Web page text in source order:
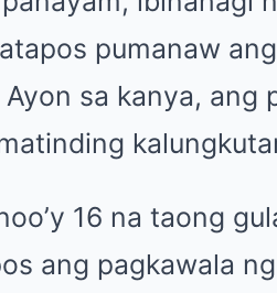
pumanaw
Ayon sa kanya, ang
16 na taong
ang pagkawala